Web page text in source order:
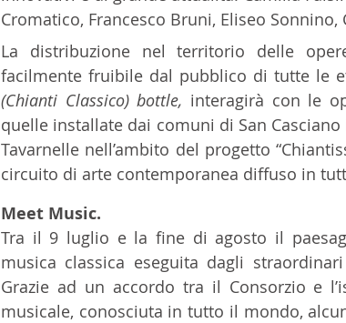
Cromatico, Francesco Bruni, Eliseo Sonnino,
La distribuzione nel territorio delle
facilmente fruibile dal pubblico di tutte le
(Chianti Classico) bottle, interagirà con le
quelle installate dai comuni di San
Tavarnelle nell’ambito del progetto
circuito di arte contemporanea diffuso in
Meet Music.
Tra il 9 luglio e la fine di agosto il
musica classica eseguita dagli
Grazie ad un accordo tra il Consorzio e
musicale, conosciuta in tutto il mondo,